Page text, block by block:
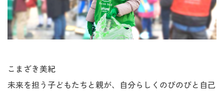
こまざき美紀
未来を担う子どもたちと親が、自分らしくのびのびと自己